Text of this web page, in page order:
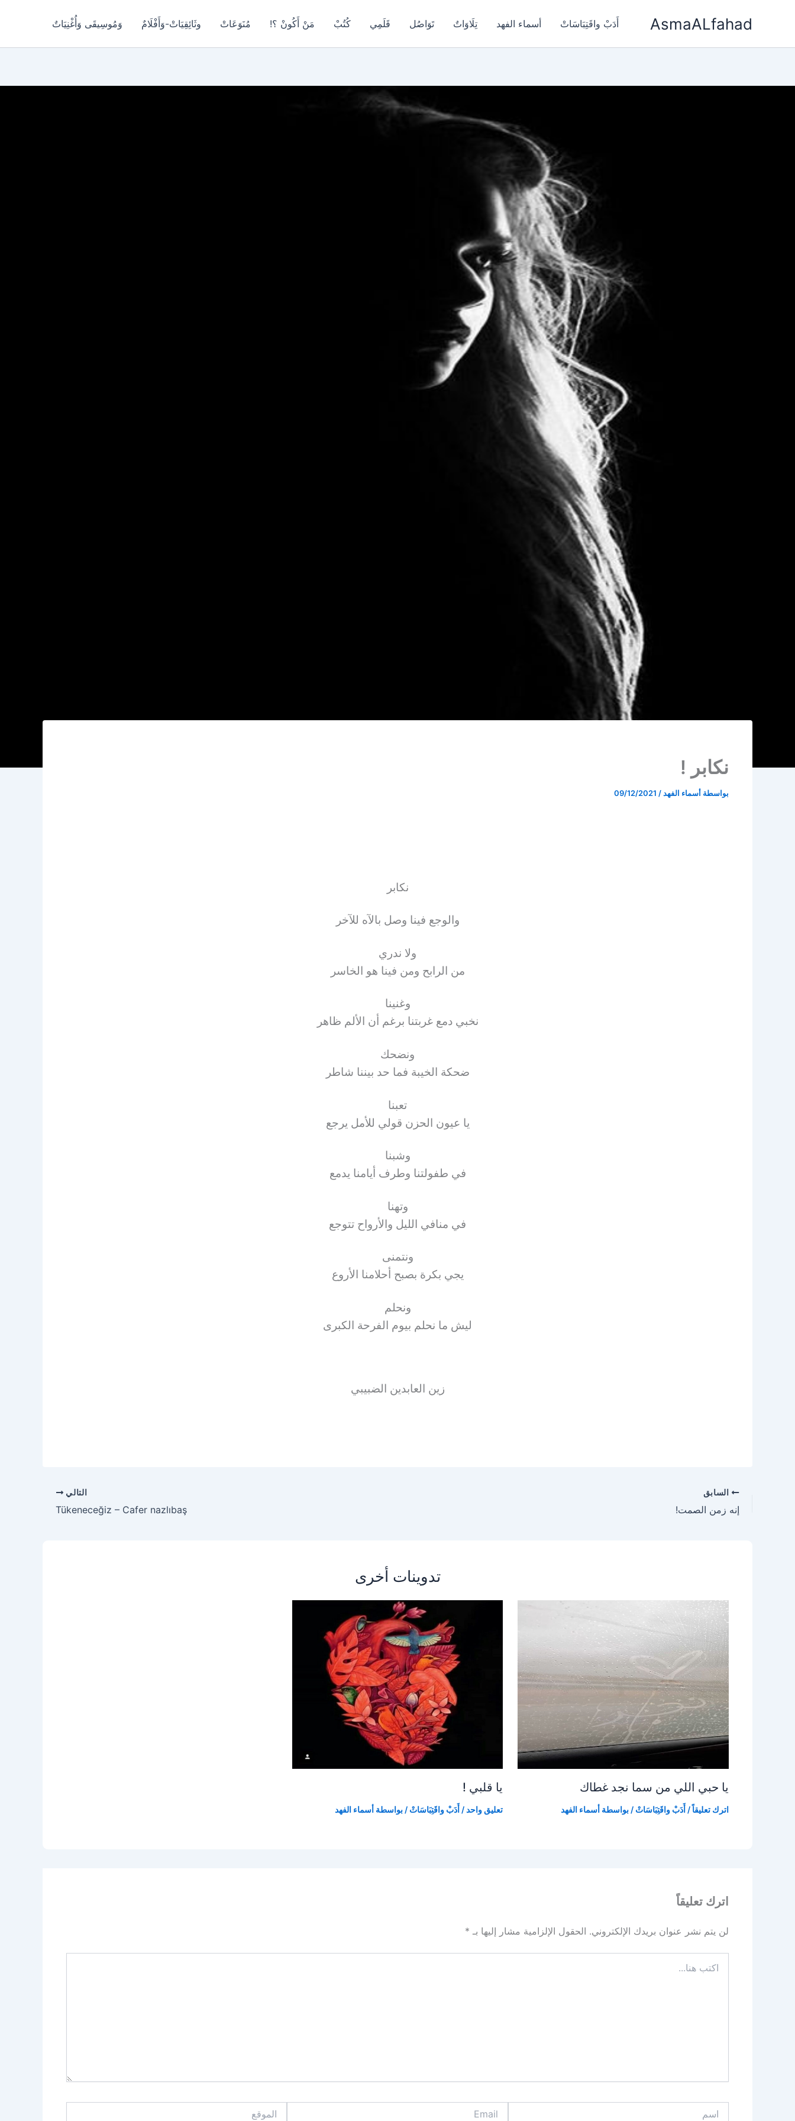
AsmaALfahad أَدَبْ واقَتِبَاسَاتْ أسماء الفهد تِلَاوَاتٌ تَوَاصُل قَلَمِي كُتُبْ مَنْ أَكُونْ ؟! مُنَوَعَاتْ وثَائِقِيَاتْ-وَأَفْلَامٌ وَمُوسِيقَى وَأُغْنِيَاتٌ
نكابر !
بواسطة أسماء الفهد/
09/12/2021
نكابر
والوجع فينا وصل بالآه للآخر
ولا ندري
من الرابح ومن فينا هو الخاسر
وغنينا
نخبي دمع غربتنا برغم أن الألم ظاهر
ونضحك
ضحكة الخيبة فما حد بيننا شاطر
تعبنا
يا عيون الحزن قولي للأمل يرجع
وشبنا
في طفولتنا وطرف أيامنا يدمع
وتهنا
في منافي الليل والأرواح تتوجع
ونتمنى
يجي بكرة بصبح أحلامنا الأروع
ونحلم
ليش ما نحلم بيوم الفرحة الكبرى
زين العابدين الضبيبي
السابق
إنه زمن الصمت!
التالي
Tükeneceğiz – Cafer nazlıbaş
تدوينات أخرى
يا حبي اللي من سما نجد غطاك
اترك تعليقاً/ أَدَبْ واقَتِبَاسَاتْ / بواسطة أسماء الفهد
يا قلبي !
تعليق واحد/ أَدَبْ واقَتِبَاسَاتْ / بواسطة أسماء الفهد
اترك تعليقاً
لن يتم نشر عنوان بريدك الإلكتروني. الحقول الإلزامية مشار إليها بـ *
هنا...